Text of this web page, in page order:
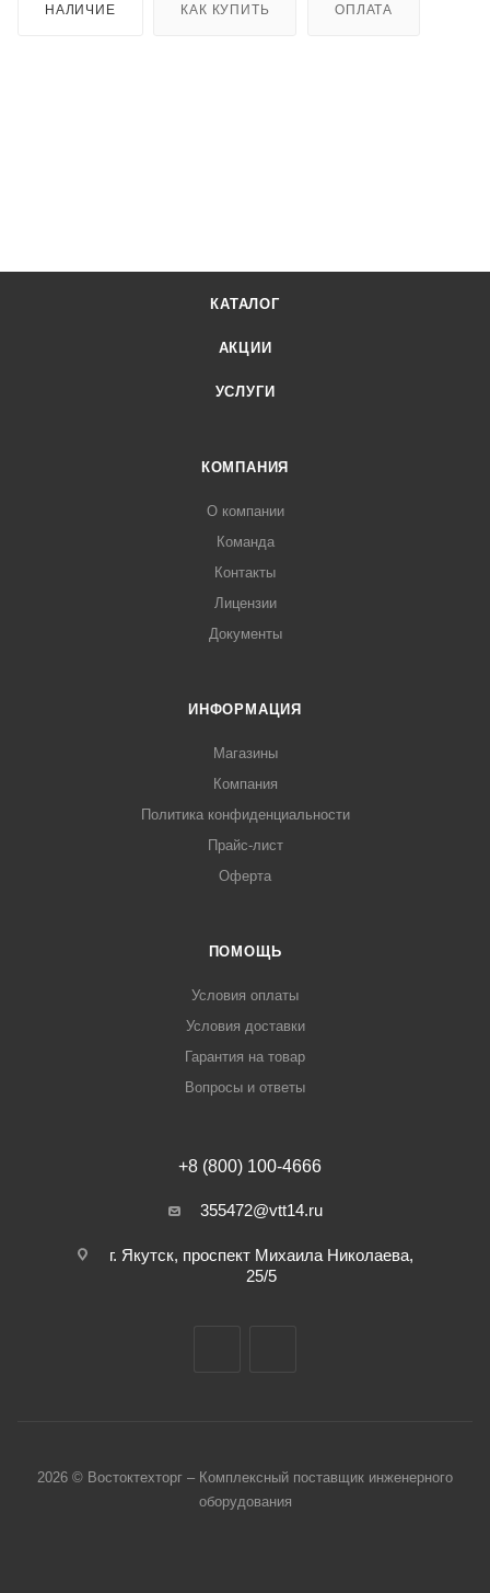
НАЛИЧИЕ КАК КУПИТЬ ОПЛАТА
КАТАЛОГ
АКЦИИ
УСЛУГИ
КОМПАНИЯ
О компании
Команда
Контакты
Лицензии
Документы
ИНФОРМАЦИЯ
Магазины
Компания
Политика конфиденциальности
Прайс-лист
Оферта
ПОМОЩЬ
Условия оплаты
Условия доставки
Гарантия на товар
Вопросы и ответы
+8 (800) 100-4666
355472@vtt14.ru
г. Якутск, проспект Михаила Николаева,
25/5
2026 © Востоктехторг – Комплексный поставщик инженерного
оборудования